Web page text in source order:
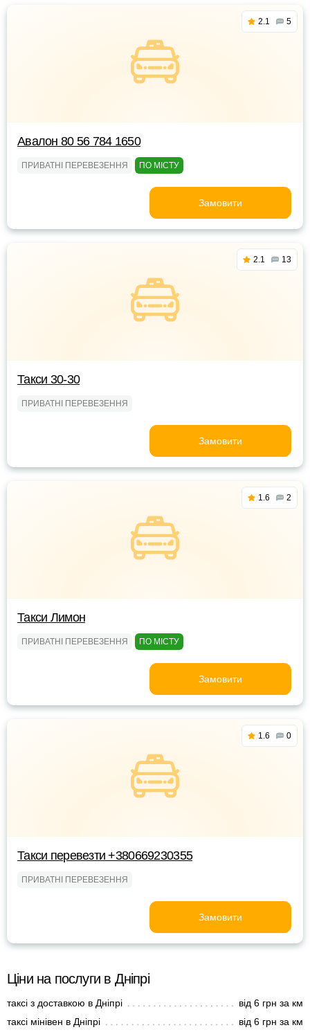
2.1 5
Авалон 80 56 784 1650
ПРИВАТНІ ПЕРЕВЕЗЕННЯ ПО МІСТУ
Замовити
2.1 13
Такси 30-30
ПРИВАТНІ ПЕРЕВЕЗЕННЯ
Замовити
1.6 2
Такси Лимон
ПРИВАТНІ ПЕРЕВЕЗЕННЯ ПО МІСТУ
Замовити
1.6 0
Такси перевезти +380669230355
ПРИВАТНІ ПЕРЕВЕЗЕННЯ
Замовити
Ціни на послуги в Дніпрі
таксі з доставкою в Дніпрі
від 6 грн за км
таксі мінівен в Дніпрі
від 6 грн за км